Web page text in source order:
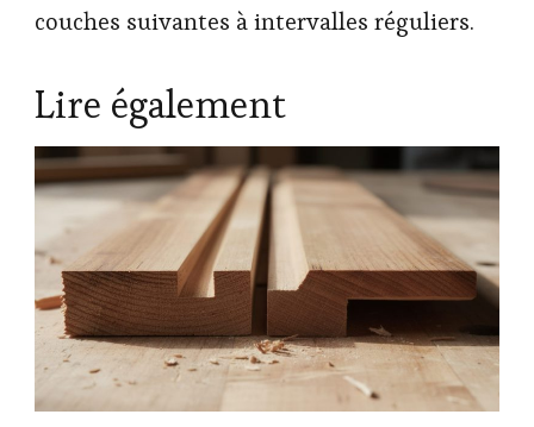
couches suivantes à intervalles réguliers.
Lire également